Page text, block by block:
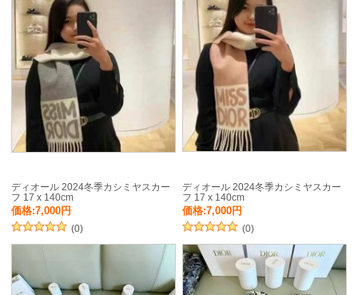
ディオール 2024冬季カシミヤスカー
フ 17 x 140cm
価格:7,000円
(0)
ディオール 2024冬季カシミヤスカー
フ 17 x 140cm
価格:7,000円
(0)